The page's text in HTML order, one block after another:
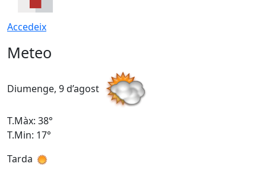
Accedeix
Meteo
Diumenge, 9 d’agost
T.Màx: 38°
T.Min: 17°
Tarda